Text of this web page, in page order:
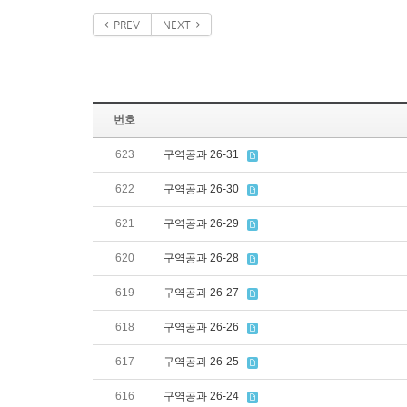
PREV NEXT
번호
623 구역공과 26-31
622 구역공과 26-30
621 구역공과 26-29
620 구역공과 26-28
619 구역공과 26-27
618 구역공과 26-26
617 구역공과 26-25
616 구역공과 26-24